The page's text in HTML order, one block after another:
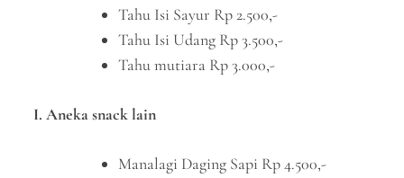
Tahu Isi Sayur Rp 2.500,-
Tahu Isi Udang Rp 3.500,-
Tahu mutiara Rp 3.000,-
I. Aneka snack lain
Manalagi Daging Sapi Rp 4.500,-